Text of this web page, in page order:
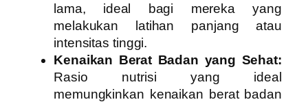
lama, ideal bagi mereka yang
melakukan latihan panjang atau
intensitas tinggi.
Kenaikan Berat Badan yang Sehat:
Rasio nutrisi yang ideal
memungkinkan kenaikan berat badan